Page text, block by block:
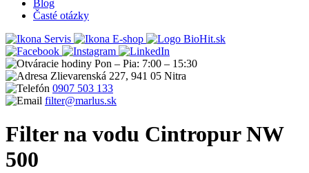
Blog
Časté otázky
Servis
E-shop
Pon – Pia: 7:00 – 15:30
Zlievarenská 227, 941 05 Nitra
0907 503 133
filter@marlus.sk
Filter na vodu Cintropur NW
500